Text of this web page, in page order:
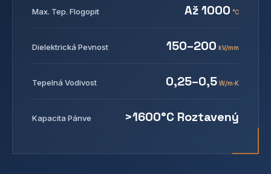
Max. Tep. Flogopit Až 1000 °C
Dielektrická Pevnost 150–200 kV/mm
Tepelná Vodivost 0,25–0,5 W/m·K
Kapacita Pánve >1600°C Roztavený